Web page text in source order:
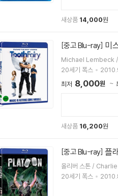
새상품 14,000원
[중고 Blu-ray] 미
20세기 폭스
최저 8,000원
새상품 16,200원
[중고 Blu-ray] 플
20세기 폭스